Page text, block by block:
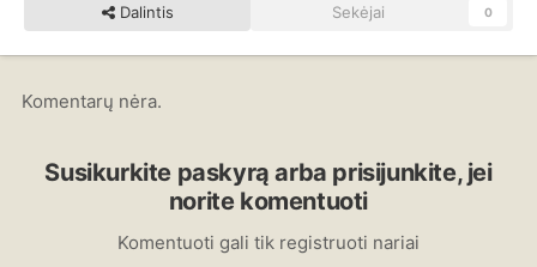
Dalintis Sekėjai 0
Komentarų nėra.
Susikurkite paskyrą arba prisijunkite, jei
norite komentuoti
Komentuoti gali tik registruoti nariai